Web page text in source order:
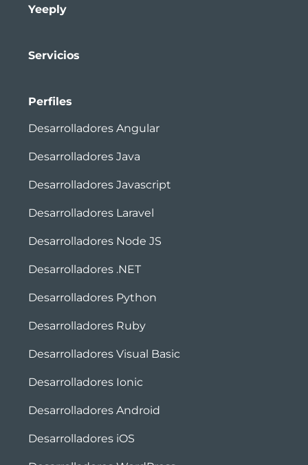
Yeeply
Servicios
Perfiles
Desarrolladores Angular
Desarrolladores Java
Desarrolladores Javascript
Desarrolladores Laravel
Desarrolladores Node JS
Desarrolladores .NET
Desarrolladores Python
Desarrolladores Ruby
Desarrolladores Visual Basic
Desarrolladores Ionic
Desarrolladores Android
Desarrolladores iOS